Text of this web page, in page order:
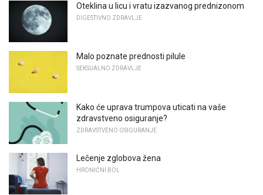
Oteklina u licu i vratu izazvanog prednizonom
DIGESTIVNO ZDRAVLJE
Malo poznate prednosti pilule
SEKSUALNO ZDRAVLJE
Kako će uprava trumpova uticati na vaše
zdravstveno osiguranje?
ZDRAVSTVENO OSIGURANJE
Lečenje zglobova žena
HRONIČNI BOL